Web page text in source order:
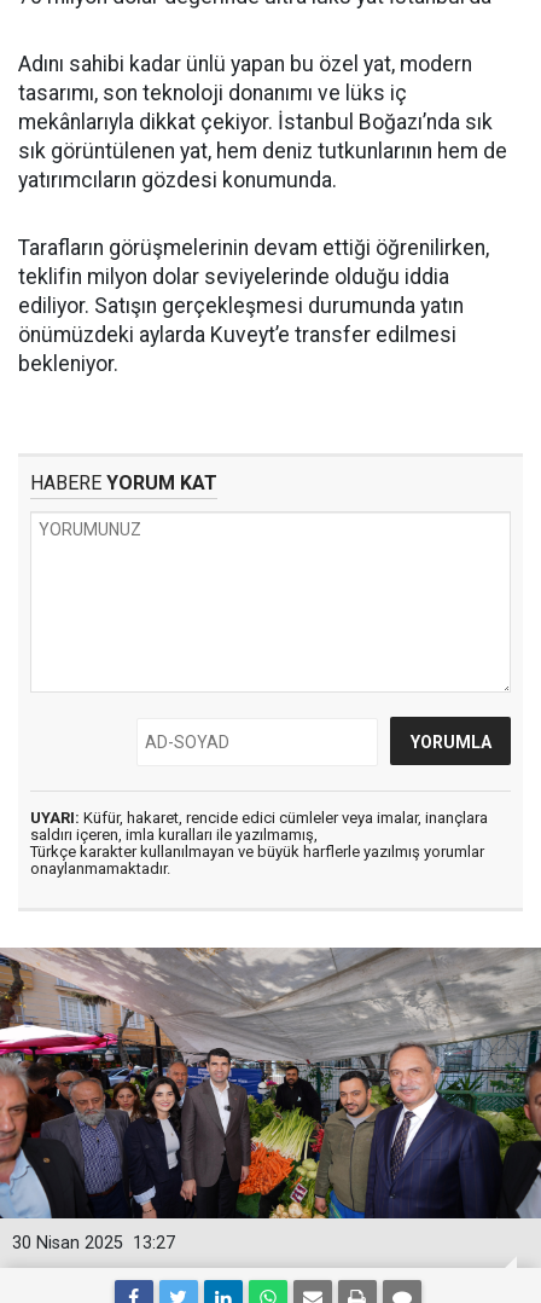
Adını sahibi kadar ünlü yapan bu özel yat, modern
tasarımı, son teknoloji donanımı ve lüks iç
mekânlarıyla dikkat çekiyor. İstanbul Boğazı’nda sık
sık görüntülenen yat, hem deniz tutkunlarının hem de
yatırımcıların gözdesi konumunda.
Tarafların görüşmelerinin devam ettiği öğrenilirken,
teklifin milyon dolar seviyelerinde olduğu iddia
ediliyor. Satışın gerçekleşmesi durumunda yatın
önümüzdeki aylarda Kuveyt’e transfer edilmesi
bekleniyor.
HABERE YORUM KAT
UYARI: Küfür, hakaret, rencide edici cümleler veya imalar, inançlara
saldırı içeren, imla kuralları ile yazılmamış,
Türkçe karakter kullanılmayan ve büyük harflerle yazılmış yorumlar
onaylanmamaktadır.
13:27
30 Nisan 2025